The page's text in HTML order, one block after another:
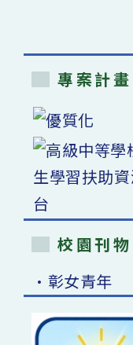
專案計畫
校園刊物
•彰女青年